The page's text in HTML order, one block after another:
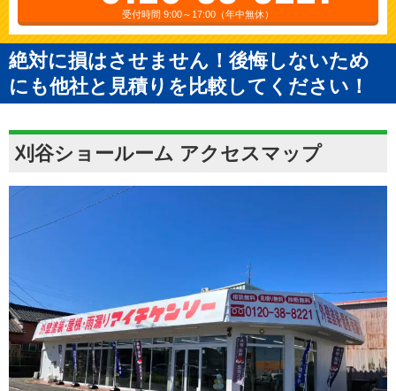
受付時間 9:00～17:00（年中無休）
絶対に損はさせません！後悔しないため
にも他社と見積りを比較してください！
刈谷ショールーム アクセスマップ